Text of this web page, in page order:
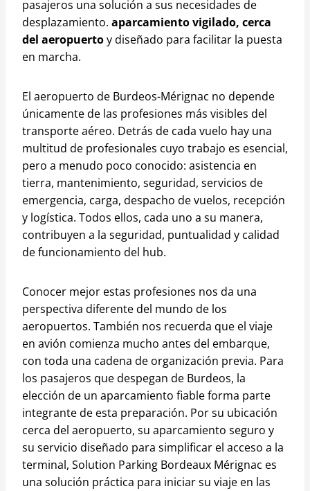
pasajeros una solución a sus necesidades de
desplazamiento. aparcamiento vigilado, cerca
del aeropuertoy diseñado para facilitar la puesta
en marcha.
El aeropuerto de Burdeos-Mérignac no depende
únicamente de las profesiones más visibles del
transporte aéreo. Detrás de cada vuelo hay una
multitud de profesionales cuyo trabajo es esencial,
pero a menudo poco conocido: asistencia en
tierra, mantenimiento, seguridad, servicios de
emergencia, carga, despacho de vuelos, recepción
y logística. Todos ellos, cada uno a su manera,
contribuyen a la seguridad, puntualidad y calidad
de funcionamiento del hub.
Conocer mejor estas profesiones nos da una
perspectiva diferente del mundo de los
aeropuertos. También nos recuerda que el viaje
en avión comienza mucho antes del embarque,
con toda una cadena de organización previa. Para
los pasajeros que despegan de Burdeos, la
elección de un aparcamiento fiable forma parte
integrante de esta preparación. Por su ubicación
cerca del aeropuerto, su aparcamiento seguro y
su servicio diseñado para simplificar el acceso a la
terminal, Solution Parking Bordeaux Mérignac es
una solución práctica para iniciar su viaje en las